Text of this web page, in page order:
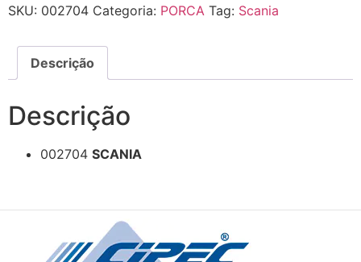
SKU: 002704 Categoria: PORCA Tag: Scania
Descrição
Descrição
002704 SCANIA